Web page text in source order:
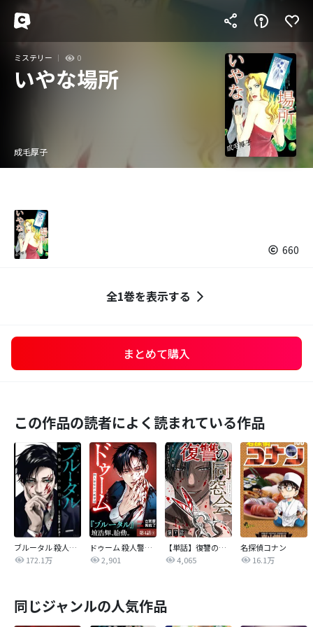
ミステリー 0
いやな場所
成毛厚子
660
全1巻を表示する
まとめて購入
この作品の読者によく読まれている作品
ブルータル 殺人警察官の告白
172.1万
ドゥーム 殺人警察官の断罪録 分冊版
2,901
【単話】復讐の同窓会
4,065
名探偵コナン
16.1万
同じジャンルの人気作品